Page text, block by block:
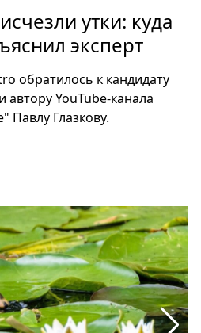
утки: куда
эксперт
обратилось к кандидату
автору YouTube-канала
Павлу Глазкову.